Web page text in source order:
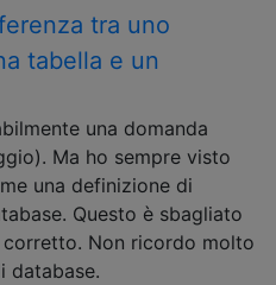
tra uno
tabella e un
una domanda
Ma ho sempre visto
una definizione di
Questo è sbagliato
Non ricordo molto
database.